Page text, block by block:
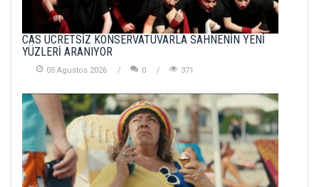
CAS ÜCRETSİZ KONSERVATUVARLA SAHNENİN YENİ
YÜZLERİ ARANIYOR
05 Agustos 2026 0 371